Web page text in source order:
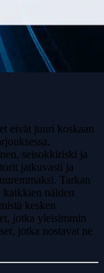
eivät juuri koskaan
seisokkiriski ja
jatkuvasti ja
Tarkan
kaikkien näiden
kesken
jotka yleisimmin
jotka nostavat ne